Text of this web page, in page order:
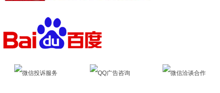
微信投诉服务 QQ广告咨询 微信洽谈合作